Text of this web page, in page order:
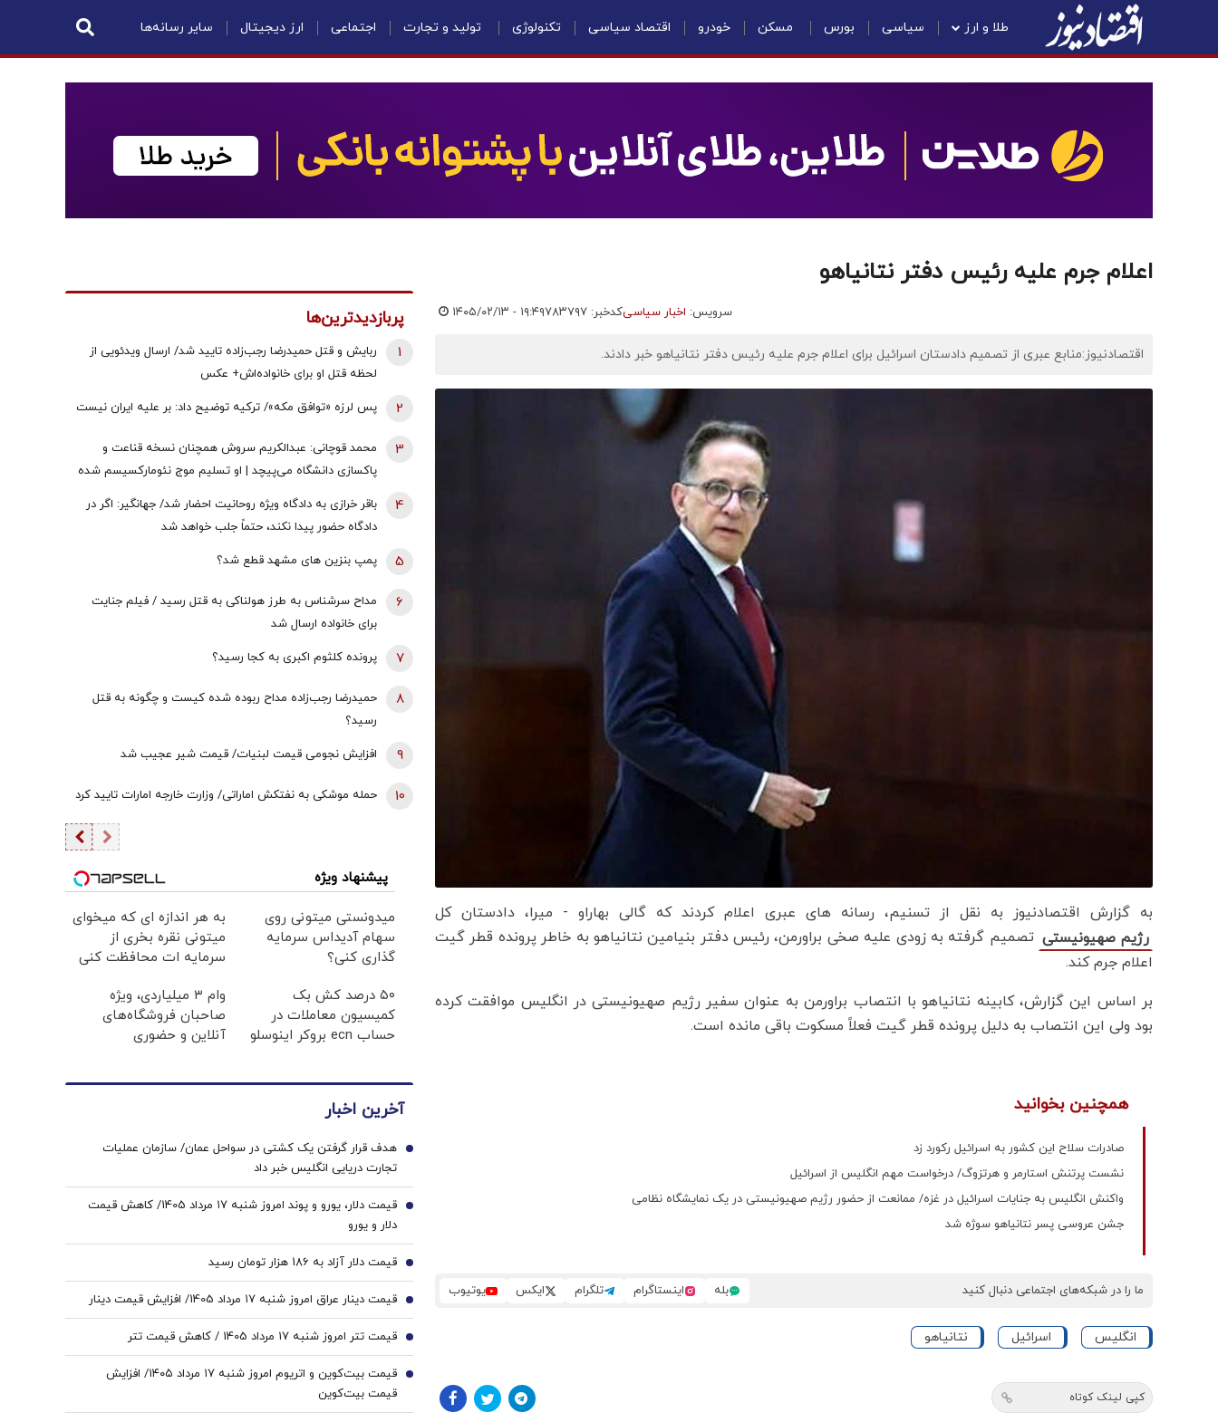
طلا و ارز سیاسی بورس مسکن خودرو اقتصاد سیاسی تکنولوژی تولید و تجارت اجتماعی ارز دیجیتال سایر رسانه‌ها
اعلام جرم علیه رئیس دفتر نتانیاهو
سرویس: اخبار سیاسیکدخبر: ۷۸۳۷۹۷ ۱۴۰۵/۰۲/۱۳ - ۱۹:۴۹
اقتصادنیوز:منابع عبری از تصمیم دادستان اسرائیل برای اعلام جرم علیه رئیس دفتر نتانیاهو خبر دادند.
به گزارش اقتصادنیوز به نقل از تسنیم، رسانه های عبری اعلام کردند که گالی بهاراو - میرا، دادستان کل
رژیم صهیونیستی تصمیم گرفته به زودی علیه صخی براورمن، رئیس دفتر بنیامین نتانیاهو به خاطر پرونده قطر گیت
اعلام جرم کند.
بر اساس این گزارش، کابینه نتانیاهو با انتصاب براورمن به عنوان سفیر رژیم صهیونیستی در انگلیس موافقت کرده
بود ولی این انتصاب به دلیل پرونده قطر گیت فعلاً مسکوت باقی مانده است.
همچنین بخوانید
صادرات سلاح‌ این کشور به اسرائیل رکورد زد
نشست پرتنش استارمر و هرتزوگ/ درخواست مهم انگلیس از اسرائیل
واکنش انگلیس به جنایات اسرائیل در غزه/ ممانعت از حضور رژیم صهیونیستی در یک نمایشگاه نظامی
جشن عروسی پسر نتانیاهو سوژه شد
ما را در شبکه‌های اجتماعی دنبال کنید بله اینستاگرام تلگرام ایکس یوتیوب
انگلیس اسرائیل نتانياهو
کپی لینک کوتاه
پربازدیدترین‌ها
ربایش و قتل حمیدرضا رجب‌زاده تایید شد/ ارسال ویدئویی از
لحظه قتل او برای خانواده‌اش+ عکس
1
پس لرزه «توافق مکه»/ ترکیه توضیح داد: بر علیه ایران نیست 2
محمد قوچانی: عبدالکریم سروش همچنان نسخه قناعت و
پاکسازی دانشگاه می‌پیچد | او تسلیم موج نئومارکسیسم شده
است | سروش به زبان چپ سخن می‌گوید و نظام بازار آزاد
رقابتی را با برچسب کاپیتالیسم توضیح می‌دهد
3
باقر خرازی به دادگاه ویژه روحانیت احضار شد/ جهانگیر: اگر در
دادگاه حضور پیدا نکند، حتماً جلب خواهد شد
4
پمپ بنزین های مشهد قطع شد؟ 5
مداح سرشناس به طرز هولناکی به قتل رسید / فیلم جنایت
برای خانواده ارسال شد
6
پرونده کلثوم اکبری به کجا رسید؟ 7
حمیدرضا رجب‌زاده مداح ربوده شده کیست و چگونه به قتل
رسید؟
8
افزایش نجومی قیمت لبنیات/ قیمت شیر عجیب شد 9
حمله موشکی به نفتکش اماراتی/ وزارت خارجه امارات تایید کرد 10
پیشنهاد ویژه
میدونستی میتونی روی
سهام آدیداس سرمایه
گذاری کنی؟
به هر اندازه ای که میخوای
میتونی نقره بخری از
سرمایه ات محافظت کنی
۵۰ درصد کش بک
کمیسیون معاملات در
حساب ecn بروکر اینوسلو
وام ۳ میلیاردی، ویژه
صاحبان فروشگاه‌های
آنلاین و حضوری
آخرین اخبار
هدف قرار گرفتن یک کشتی در سواحل عمان/ سازمان عملیات
تجارت دریایی انگلیس خبر داد
1
قیمت دلار، یورو و پوند امروز شنبه ۱۷ مرداد 1405/ کاهش قیمت
دلار و یورو
2
قیمت دلار آزاد به 186 هزار تومان رسید 3
قیمت دینار عراق امروز شنبه ۱۷ مرداد 1405/ افزایش قیمت دینار 4
قیمت تتر امروز شنبه ۱۷ مرداد 1405 / کاهش قیمت تتر 5
قیمت بیت‌کوین و اتریوم امروز شنبه ۱۷ مرداد ۱۴۰۵/ افزایش
قیمت بیت‌کوین
6